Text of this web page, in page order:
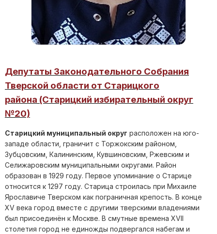
Избрана из числа депутатов Думы
Старицкого муниципального округа
Тверской области первого созыва в
октябре 2022 года
Депутаты Законодательного Собрания
Тверской области от Старицкого
района (Старицкий избирательный округ
№20)
Старицкий муниципальный округ расположен на юго-
западе области, граничит с Торжокским районом,
Зубцовским, Калининским, Кувшиновским, Ржевским и
Селижаровским муниципальными округами. Район
образован в 1929 году. Первое упоминание о Старице
относится к 1297 году. Старица строилась при Михаиле
Ярославиче Тверском как пограничная крепость. В конце
XV века город вместе с другими тверскими владениями
был присоединён к Москве. В смутные времена XVII
столетия город не единожды подвергался набегам и